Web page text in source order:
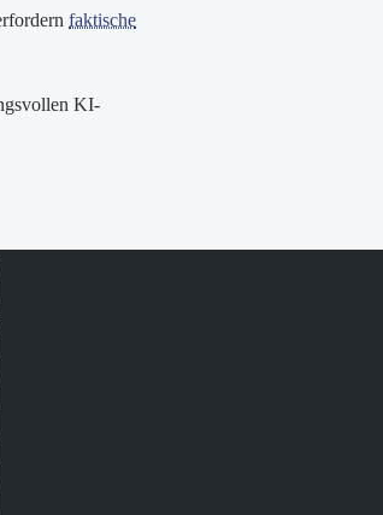
faktische
KI-